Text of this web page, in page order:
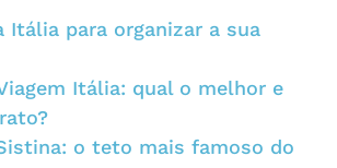
Itália para organizar a sua
Itália: qual o melhor e
o teto mais famoso do